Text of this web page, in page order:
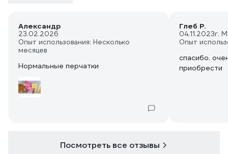
Александр
23.02.2026
Опыт использования: Несколько
месяцев
Нормальные перчатки
Глеб Р.
04.11.2023г.
Опыт
спасибо.
приобрести
Посмотреть все отзывы